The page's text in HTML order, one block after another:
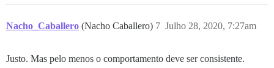
Nacho_Caballero (Nacho Caballero) Julho 28, 2020, 7:27am
7
Justo. Mas pelo menos o comportamento deve ser consistente.